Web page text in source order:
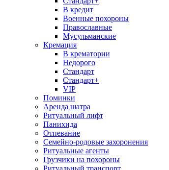
В кредит
Военные похороны
Православные
Мусульманские
Кремация
В крематории
Недорого
Стандарт
Стандарт+
VIP
Поминки
Аренда шатра
Ритуальный лифт
Панихида
Отпевание
Семейно-родовые захоронения
Ритуальные агенты
Грузчики на похороны
Ритуальный транспорт